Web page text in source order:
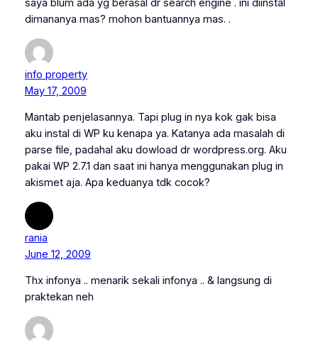
saya blum ada yg berasal dr search engine . ini diinstal
dimananya mas? mohon bantuannya mas. .
info property
May 17, 2009
Mantab penjelasannya. Tapi plug in nya kok gak bisa
aku instal di WP ku kenapa ya. Katanya ada masalah di
parse file, padahal aku dowload dr wordpress.org. Aku
pakai WP 2.7.1 dan saat ini hanya menggunakan plug in
akismet aja. Apa keduanya tdk cocok?
rania
June 12, 2009
Thx infonya .. menarik sekali infonya .. & langsung di
praktekan neh